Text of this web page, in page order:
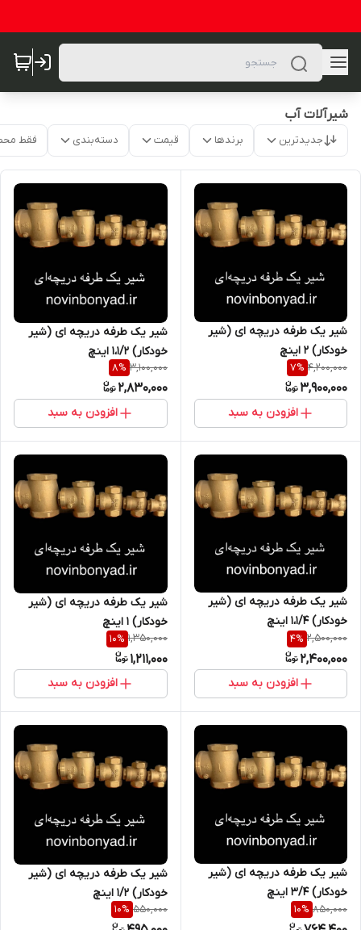
شیرآلات آب
جدیدترین برندها قیمت دسته‌بندی فقط
شیر یک طرفه دریچه ای (شیر
خودکار) 2 اینچ
4,200,000
7%
3,900,000
افزودن به سبد
شیر یک طرفه دریچه ای (شیر
خودکار) 1،1/2 اینچ
3,100,000
8%
2,830,000
افزودن به سبد
شیر یک طرفه دریچه ای (شیر
خودکار) 1،1/4 اینچ
2,500,000
4%
2,400,000
افزودن به سبد
شیر یک طرفه دریچه ای (شیر
خودکار) 1 اینچ
1,350,000
10%
1,211,000
افزودن به سبد
شیر یک طرفه دریچه ای (شیر
خودکار) 3/4 اینچ
850,000
10%
شیر یک طرفه دریچه ای (شیر
خودکار) ۱/۲ اینچ
550,000
10%